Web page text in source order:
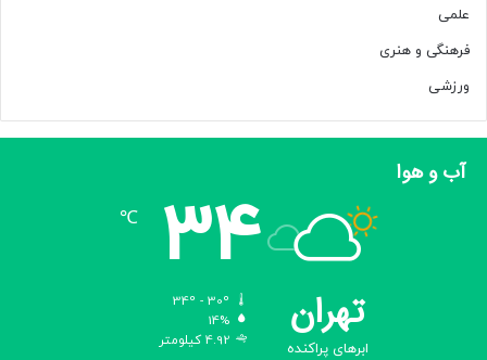
علمی
فرهنگی و هنری
ورزشی
آب و هوا
تهران
ابرهای پراکنده
34
℃
14%
4.92 کیلومتر